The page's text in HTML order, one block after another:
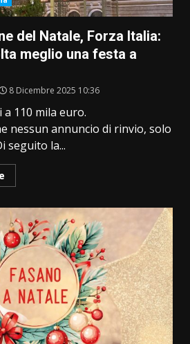
del Natale, Forza Italia:
meglio una festa a
8 Dicembre 2025 10:36
110 mila euro.
nessun annuncio di rinvio, solo
seguito la...